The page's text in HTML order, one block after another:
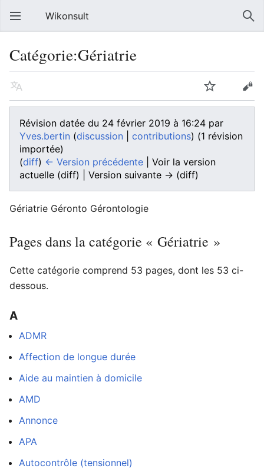
Ouvrir le menu principal
Wikonsult
Catégorie:Gériatrie
Révision datée du 24 février 2019 à 16:24 par
Yves.bertin (discussion contributions) (1 révision
importée)
(diff) ← Version précédente | Voir la version
actuelle (diff) | Version suivante → (diff)
Gériatrie Géronto Gérontologie
Pages dans la catégorie « Gériatrie »
Cette catégorie comprend 53 pages, dont les 53 ci-
dessous.
A
ADMR
Affection de longue durée
Aide au maintien à domicile
AMD
Annonce
APA
Autocontrôle (tensionnel)